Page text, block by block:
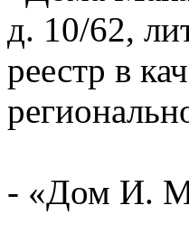
д. 10/62,
реестр в
- «Дом И.